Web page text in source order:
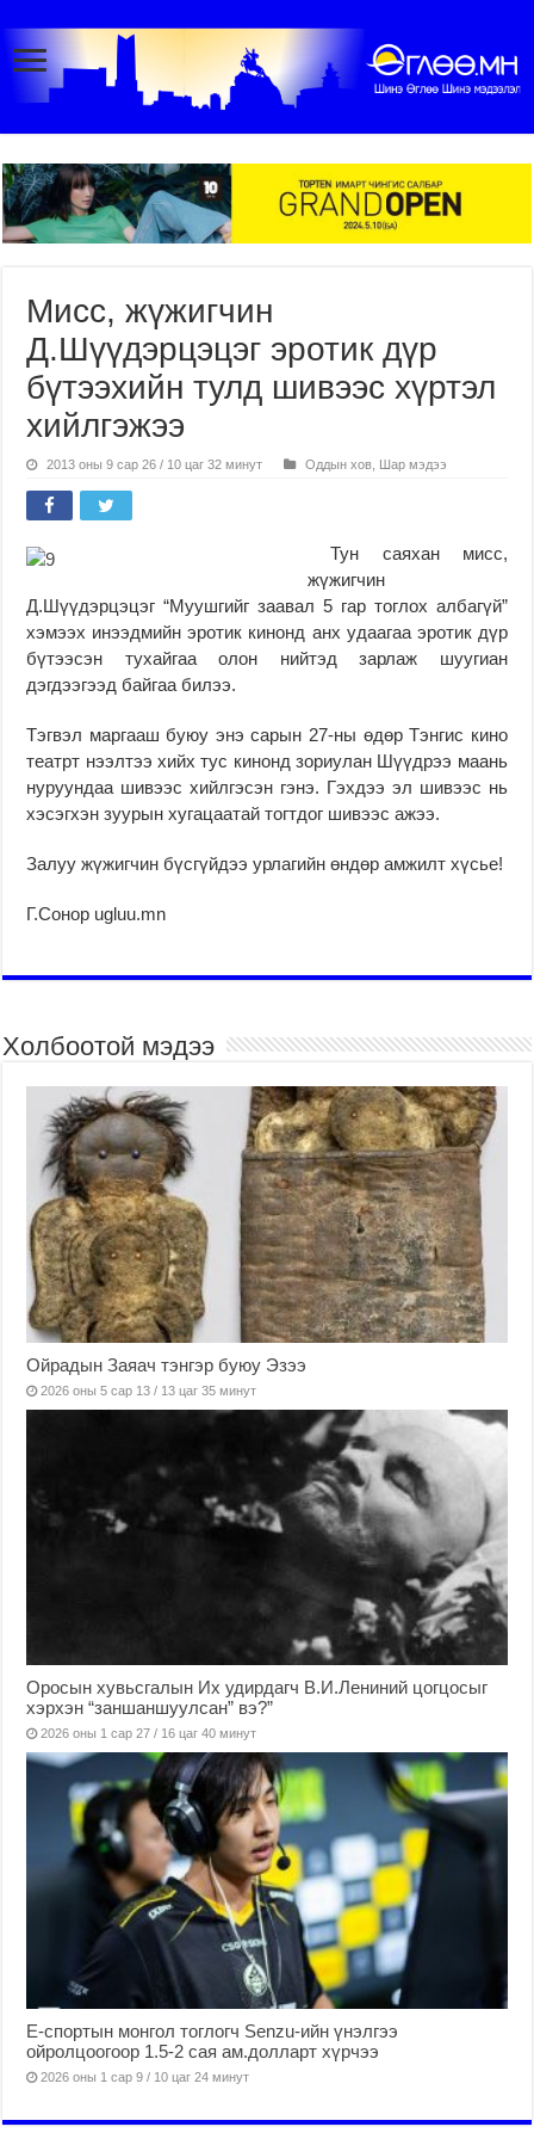
Мисс, жүжигчин
Д.Шүүдэрцэцэг эротик дүр
бүтээхийн тулд шивээс хүртэл
хийлгэжээ
2013 оны 9 сар 26 / 10 цаг 32 минут Оддын хов Шар мэдээ
Тун саяхан мисс,
жүжигчин
Д.Шүүдэрцэцэг “Муушгийг заавал 5 гар тоглох албагүй”
хэмээх инээдмийн эротик кинонд анх удаагаа эротик дүр
бүтээсэн тухайгаа олон нийтэд зарлаж шуугиан
дэгдээгээд байгаа билээ.
Тэгвэл маргааш буюу энэ сарын 27-ны өдөр Тэнгис кино
театрт нээлтээ хийх тус кинонд зориулан Шүүдрээ маань
нуруундаа шивээс хийлгэсэн гэнэ. Гэхдээ эл шивээс нь
хэсэгхэн зуурын хугацаатай тогтдог шивээс ажээ.
Залуу жүжигчин бүсгүйдээ урлагийн өндөр амжилт хүсье!
Г.Сонор ugluu.mn
Холбоотой мэдээ
Ойрадын Заяач тэнгэр буюу Эзээ
2026 оны 5 сар 13 / 13 цаг 35 минут
Оросын хувьсгалын Их удирдагч В.И.Лениний цогцосыг
хэрхэн “заншаншуулсан” вэ?”
2026 оны 1 сар 27 / 16 цаг 40 минут
Е-спортын монгол тоглогч Senzu-ийн үнэлгээ
ойролцоогоор 1.5-2 сая ам.долларт хүрчээ
2026 оны 1 сар 9 / 10 цаг 24 минут